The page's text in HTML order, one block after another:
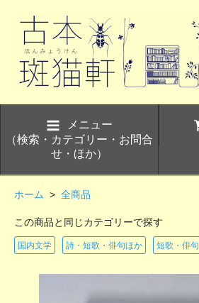
メニュー
（検索・カテゴリー・お問合
せ・ほか）
ホーム > 全商品
この商品と同じカテゴリーで探す
国内文学 詩・短歌・俳句ほか 短歌・俳句